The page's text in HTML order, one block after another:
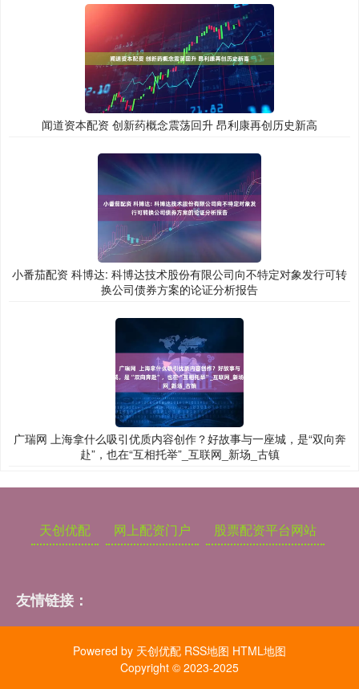
闻道资本配资 创新药概念震荡回升 昂利康再创历史新高
小番茄配资 科博达: 科博达技术股份有限公司向不特定对象发行可转
换公司债券方案的论证分析报告
广瑞网 上海拿什么吸引优质内容创作？好故事与一座城，是“双向奔
赴”，也在“互相托举”_互联网_新场_古镇
天创优配 网上配资门户 股票配资平台网站
友情链接：
Powered by 天创优配 RSS地图 HTML地图
Copyright © 2023-2025